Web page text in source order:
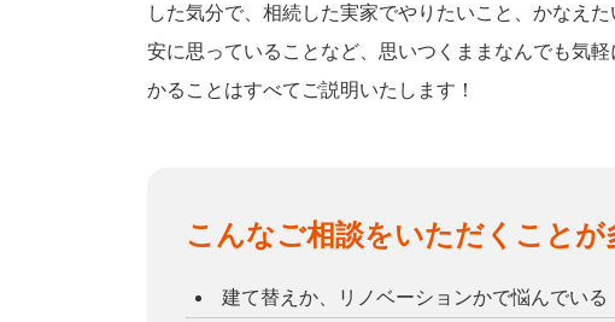
した気分で、相続した実家でやりたいこと、かなえ
安に思っていることなど、思いつくままなんでも気
かることはすべてご説明いたします！
こんなご相談をいただくことが
建て替えか、リノベーションかで悩んでいる